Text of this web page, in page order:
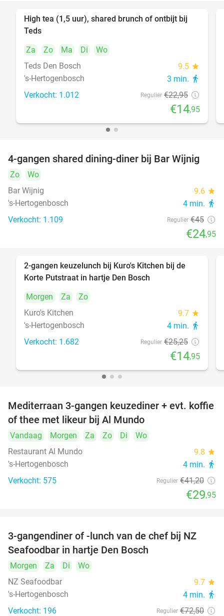
35%
High tea (1,5 uur), shared brunch of ontbijt bij
Teds
Za
Zo Ma Di
Wo
Teds Den Bosch
9.5 star
's-Hertogenbosch 3 min. directions_walk
Verkocht: 1.012 Regulier €22,95
€14,95
45%
4-gangen shared dining-diner bij Bar Wijnig
Zo
Wo
Bar Wijnig
9.6 star
's-Hertogenbosch 4 min. directions_walk
Verkocht: 1.109 Regulier €45
€24,95
2-gangen keuzelunch bij Kuro's Kitchen bij de
Korte Putstraat in hartje Den Bosch
Morgen
Za
Zo
Kuro's Kitchen
9.7 star
's-Hertogenbosch 4 min. directions_walk
Verkocht: 1.682 Regulier €25,25
€14,95
27%
Mediterraan 3-gangen keuzediner + evt. koffie
of thee met likeur bij Al Mundo
Vandaag Morgen Za Zo Di
Wo
Restaurant Al Mundo
9.8 star
's-Hertogenbosch 4 min. directions_walk
Verkocht: 575 Regulier €41,20
€29,95
46%
3-gangendiner of -lunch van de chef bij NZ
Seafoodbar in hartje Den Bosch
Morgen Za Di
Wo
NZ Seafoodbar
9.7 star
's-Hertogenbosch 4 min. directions_walk
Verkocht: 196 Regulier €72,50